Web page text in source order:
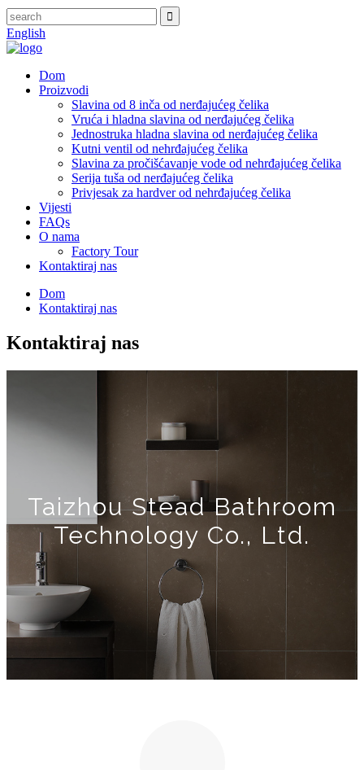
English
Dom
Proizvodi
Slavina od 8 inča od nerđajućeg čelika
Vruća i hladna slavina od nerđajućeg čelika
Jednostruka hladna slavina od nerđajućeg čelika
Kutni ventil od nehrđajućeg čelika
Slavina za pročišćavanje vode od nehrđajućeg čelika
Serija tuša od nerđajućeg čelika
Privjesak za hardver od nehrđajućeg čelika
Vijesti
FAQs
O nama
Factory Tour
Kontaktiraj nas
Dom
Kontaktiraj nas
Kontaktiraj nas
Taizhou Stead Bathroom
Technology Co., Ltd.